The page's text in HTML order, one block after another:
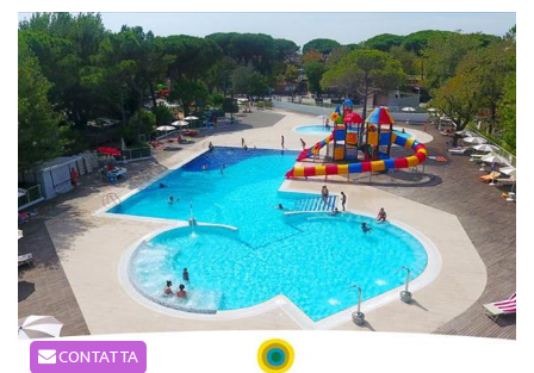
CONTATTA